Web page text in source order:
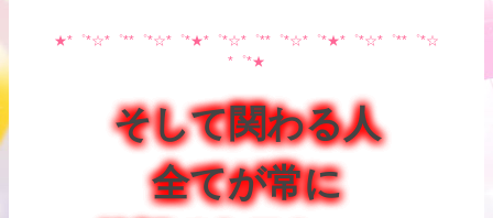
★*゜*☆*゜**゜*☆*゜*★*゜*☆*゜**゜*☆*゜*★*゜*☆*゜**゜*☆
*゜*★
そして関わる人
全てが常に